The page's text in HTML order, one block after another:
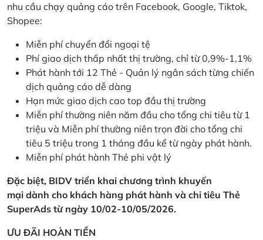
nhu cầu chạy quảng cáo trên Facebook, Google, Tiktok,
Shopee:
Miễn phí chuyển đổi ngoại tệ
Phí giao dịch thấp nhất thị trường, chỉ từ 0,9%-1,1%
Phát hành tới 12 Thẻ - Quản lý ngân sách từng chiến
dịch quảng cáo dễ dàng
Hạn mức giao dịch cao top đầu thị trường
Miễn phí thường niên năm đầu cho tổng chi tiêu từ 1
triệu và Miễn phí thường niên trọn đời cho tổng chi
tiêu 5 triệu trong 1 tháng đầu kể từ ngày phát hành.
Miễn phí phát hành Thẻ phi vật lý
Đặc biệt, BIDV triển khai chương trình khuyến
mại dành cho khách hàng phát hành và chi tiêu Thẻ
SuperAds từ ngày 10/02-10/05/2026.
ƯU ĐÃI HOÀN TIỀN